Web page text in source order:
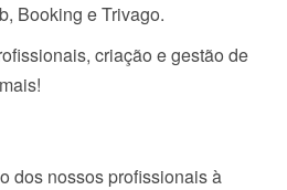
Booking e Trivago.
criação e gestão de
dos nossos profissionais à